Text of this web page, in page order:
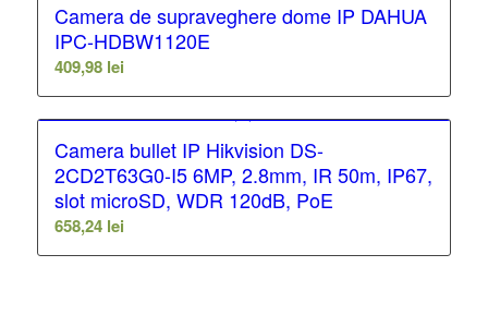
Camera de supraveghere dome IP DAHUA
IPC-HDBW1120E
409,98 lei
Camera bullet IP Hikvision DS-
2CD2T63G0-I5 6MP, 2.8mm, IR 50m, IP67,
slot microSD, WDR 120dB, PoE
658,24 lei